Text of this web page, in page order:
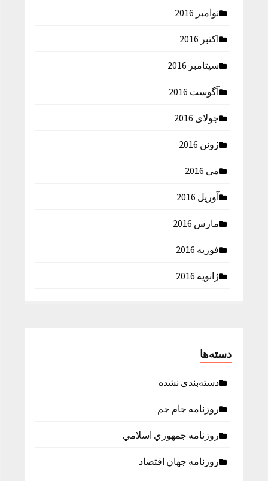
نوامبر 2016
اکتبر 2016
سپتامبر 2016
آگوست 2016
جولای 2016
ژوئن 2016
می 2016
آوریل 2016
مارس 2016
فوریه 2016
ژانویه 2016
دسته‌ها
دسته‌بندی نشده
روزنامه جام جم
روزنامه جمهوري اسلامي
روزنامه جهان اقتصاد